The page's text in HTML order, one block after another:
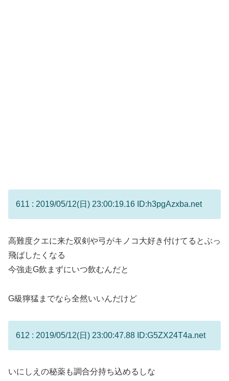
611 : 2019/05/12(日) 23:00:19.16 ID:h3pgAzxba.net
高難度クエに来た双剣や弓がキノコ大好き付けてるとぶっ
飛ばしたくなる
今強走G飲まずにいつ飲むんだと
G級獰猛までなら全然いいんだけど
612 : 2019/05/12(日) 23:00:47.88 ID:G5ZX24T4a.net
いにしえの秘薬も調合分持ち込めるしな